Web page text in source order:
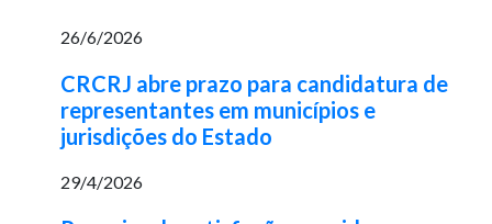
26/6/2026
CRCRJ abre prazo para candidatura de
representantes em municípios e
jurisdições do Estado
29/4/2026